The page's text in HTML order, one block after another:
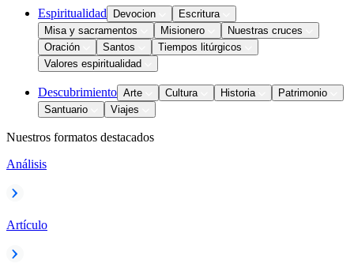
Espiritualidad Devocion
Escritura
Misa y sacramentos
Misionero
Nuestras cruces
Oración
Santos
Tiempos litúrgicos
Valores espiritualidad
Descubrimiento Arte Cultura Historia
Patrimonio
Santuario
Viajes
Nuestros formatos destacados
Análisis
Artículo